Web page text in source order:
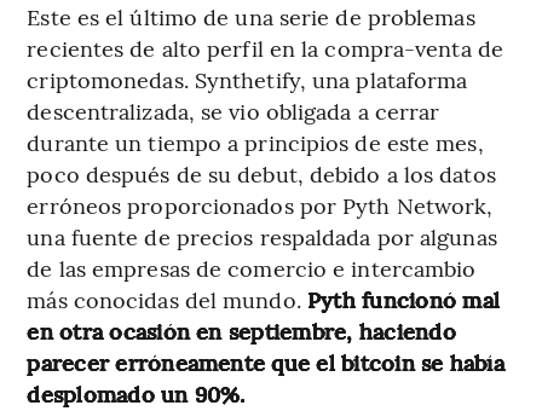
Este es el último de una serie de problemas
recientes de alto perfil en la compra-venta de
criptomonedas. Synthetify, una plataforma
descentralizada, se vio obligada a cerrar
durante un tiempo a principios de este mes,
poco después de su debut, debido a los datos
erróneos proporcionados por Pyth Network,
una fuente de precios respaldada por algunas
de las empresas de comercio e intercambio
más conocidas del mundo. Pyth funcionó mal
en otra ocasión en septiembre, haciendo
parecer erróneamente que el bitcoin se había
desplomado un 90%.